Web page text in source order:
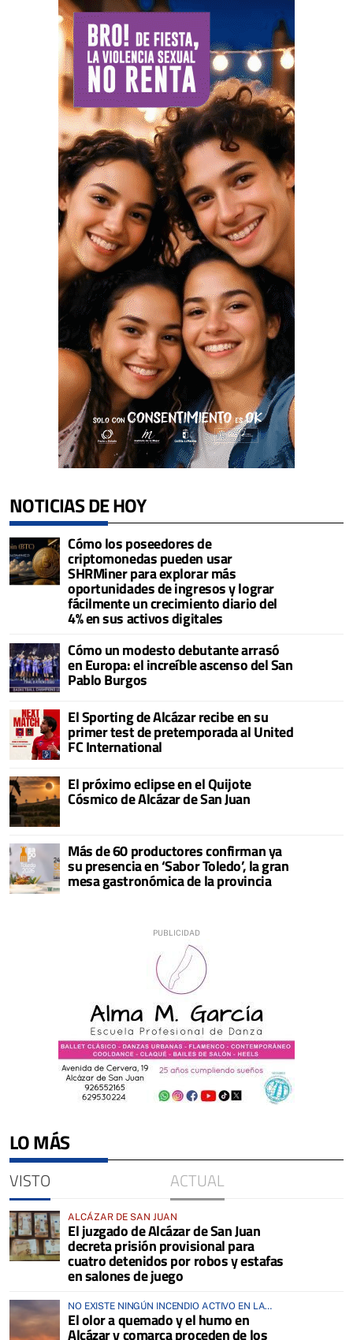
NOTICIAS DE HOY
Cómo los poseedores de
criptomonedas pueden usar
SHRMiner para explorar más
oportunidades de ingresos y lograr
fácilmente un crecimiento diario del
4% en sus activos digitales
Cómo un modesto debutante arrasó
en Europa: el increíble ascenso del San
Pablo Burgos
El Sporting de Alcázar recibe en su
primer test de pretemporada al United
FC International
El próximo eclipse en el Quijote
Cósmico de Alcázar de San Juan
Más de 60 productores confirman ya
su presencia en ‘Sabor Toledo’, la gran
mesa gastronómica de la provincia
LO MÁS
VISTO ACTUAL
ALCÁZAR DE SAN JUAN
El juzgado de Alcázar de San Juan
decreta prisión provisional para
cuatro detenidos por robos y estafas
en salones de juego
NO EXISTE NINGÚN INCENDIO ACTIVO EN LA
COMARCA
El olor a quemado y el humo en
Alcázar y comarca proceden de los